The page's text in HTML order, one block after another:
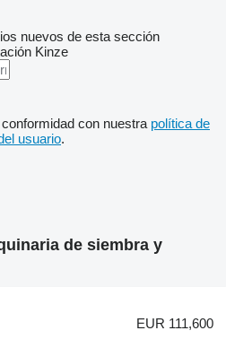
nuevos de esta sección
Kinze
con nuestra política de
usuario.
de siembra y
EUR 111,600